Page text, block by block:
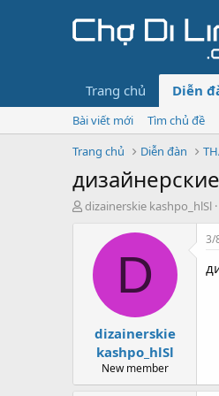
Trang chủ Diễn
Bài viết mới
Tìm chủ đề
Trang chủ
Diễn đàn
T
dizainerskie kashpo_hlSl
D
dizainerskie
kashpo_hlSl
New member
3/